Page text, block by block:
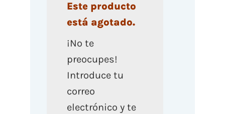
Este producto
está agotado.
¡No te
preocupes!
Introduce tu
correo
electrónico y te